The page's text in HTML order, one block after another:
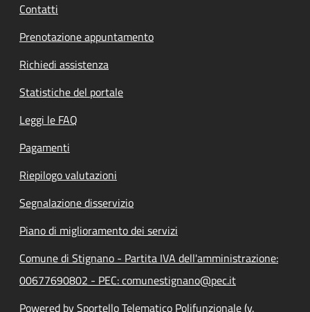
Contatti
Prenotazione appuntamento
Richiedi assistenza
Statistiche del portale
Leggi le FAQ
Pagamenti
Riepilogo valutazioni
Segnalazione disservizio
Piano di miglioramento dei servizi
Comune di Stignano - Partita IVA dell'amministrazione:
00677690802 - PEC: comunestignano@pec.it
Powered by Sportello Telematico Polifunzionale (v.